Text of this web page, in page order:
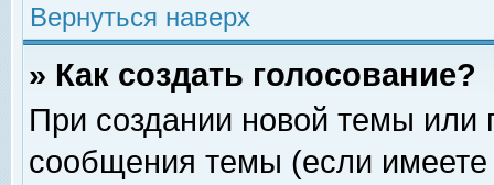
Вернуться наверх
» Как создать голосование?
При создании новой темы или
сообщения темы (если